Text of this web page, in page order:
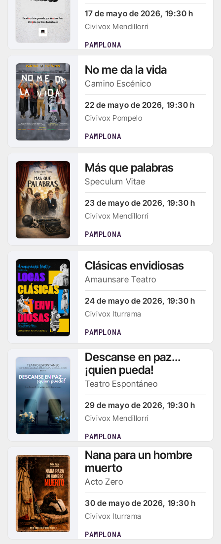
17 de mayo de 2026, 19:30 h
Civivox Mendillorri
PAMPLONA
No me da la vida
Camino Escénico
22 de mayo de 2026, 19:30 h
Civivox Pompelo
PAMPLONA
Más que palabras
Speculum Vitae
23 de mayo de 2026, 19:30 h
Civivox Mendillorri
PAMPLONA
Clásicas envidiosas
Amaunsare Teatro
24 de mayo de 2026, 19:30 h
Civivox Iturrama
PAMPLONA
Descanse en paz...
¡quien pueda!
Teatro Espontáneo
29 de mayo de 2026, 19:30 h
Civivox Mendillorri
PAMPLONA
Nana para un hombre
muerto
Acto Zero
30 de mayo de 2026, 19:30 h
Civivox Iturrama
PAMPLONA